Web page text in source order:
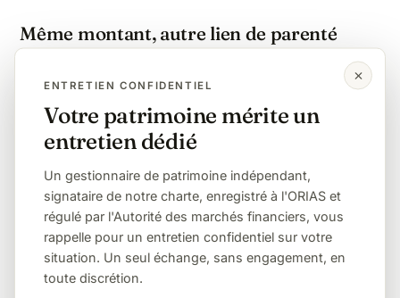
Même montant, autre lien de parenté
Neveu / nièce Sans lien (concubin, ami)
L'assurance vie, le levier décisif
À 55 % de taxation, transmettre à un neveu par
succession classique est confiscatoire. L'assurance
vie (152 500 € d'abattement puis 20 % pour les
primes versées avant 70 ans) change radicalement
ENTRETIEN CONFIDENTIEL
Votre patrimoine mérite un
entretien dédié
Un gestionnaire de patrimoine indépendant,
signataire de notre charte, enregistré à l'ORIAS et
régulé par l'Autorité des marchés financiers, vous
rappelle pour un entretien confidentiel sur votre
situation. Un seul échange, sans engagement, en
toute discrétion.